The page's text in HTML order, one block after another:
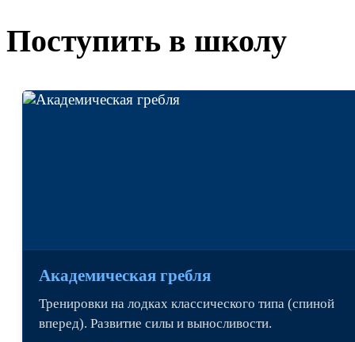
Поступить в школу
Академическая гребля
Тренировки на лодках классического типа (спиной
вперед). Развитие силы и выносливости.